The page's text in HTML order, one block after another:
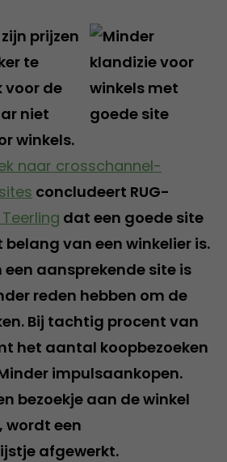
prijzen
te
voor de
niet
winkels.
naar crosschannel-
concludeert RUG-
dat een goede site
belang van een winkelier is.
een aansprekende site is
reden hebben om de
Bij tachtig procent van
het aantal koopbezoeken
impulsaankopen.
bezoekje aan de winkel
een
afgewerkt.